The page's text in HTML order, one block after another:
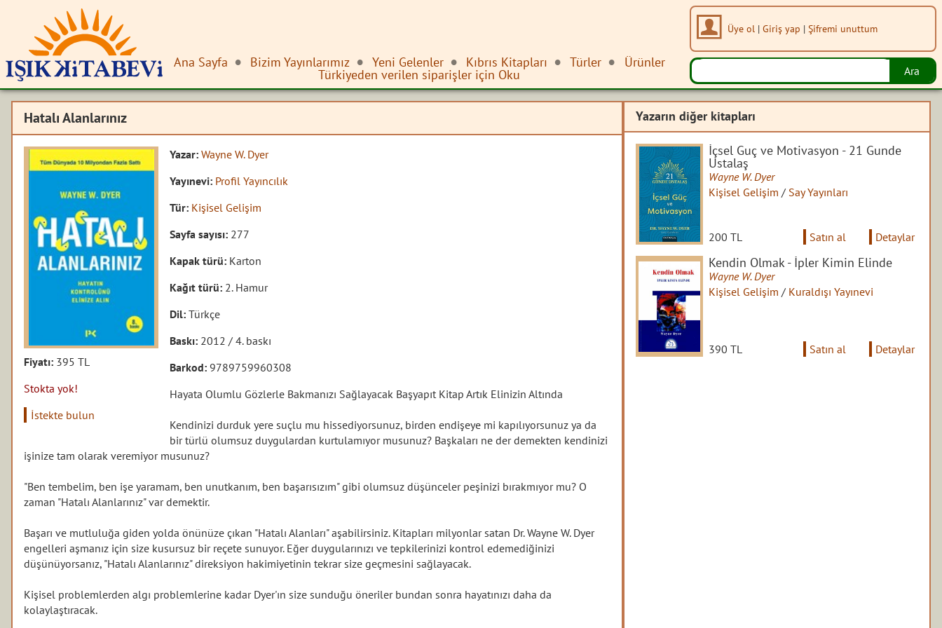
Ana Sayfa Bizim Yayınlarımız Yeni Gelenler Kıbrıs Kitapları Türler Ürünler
Türkiyeden verilen siparişler için Oku
Üye ol | Giriş yap | Şifremi unuttum
Hatalı Alanlarınız
Fiyatı: 395 TL
Stokta yok!
İstekte bulun
Yazar:Wayne W. Dyer
Yayınevi: Profil Yayıncılık
Tür: Kişisel Gelişim
Sayfa sayısı: 277
Kapak türü: Karton
Kağıt türü: 2. Hamur
Dil:Türkçe
Baskı: 2012 / 4. baskı
Barkod:9789759960308
Hayata Olumlu Gözlerle Bakmanızı Sağlayacak Başyapıt Kitap Artık Elinizin Altında
Kendinizi durduk yere suçlu mu hissediyorsunuz, birden endişeye mi kapılıyorsunuz ya da
bir türlü olumsuz duygulardan kurtulamıyor musunuz? Başkaları ne der demekten kendinizi
işinize tam olarak veremiyor musunuz?
"Ben tembelim, ben işe yaramam, ben unutkanım, ben başarısızım" gibi olumsuz düşünceler peşinizi bırakmıyor mu? O
zaman "Hatalı Alanlarınız" var demektir.
Başarı ve mutluluğa giden yolda önünüze çıkan "Hatalı Alanları" aşabilirsiniz. Kitapları milyonlar satan Dr. Wayne W. Dyer
engelleri aşmanız için size kusursuz bir reçete sunuyor. Eğer duygularınızı ve tepkilerinizi kontrol edemediğinizi
düşünüyorsanız, "Hatalı Alanlarınız" direksiyon hakimiyetinin tekrar size geçmesini sağlayacak.
Kişisel problemlerden algı problemlerine kadar Dyer'ın size sunduğu öneriler bundan sonra hayatınızı daha da
kolaylaştıracak.
Yazarın diğer kitapları
İçsel Guç ve Motivasyon - 21 Gunde
Ustalaş
Wayne W. Dyer
Kişisel Gelişim / Say Yayınları
200 TL Satın al Detaylar
Kendin Olmak - İpler Kimin Elinde
Wayne W. Dyer
Kişisel Gelişim / Kuraldışı Yayınevi
390 TL Satın al Detaylar